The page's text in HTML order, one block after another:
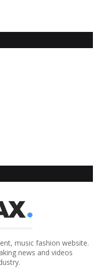
music fashion website.
news and videos